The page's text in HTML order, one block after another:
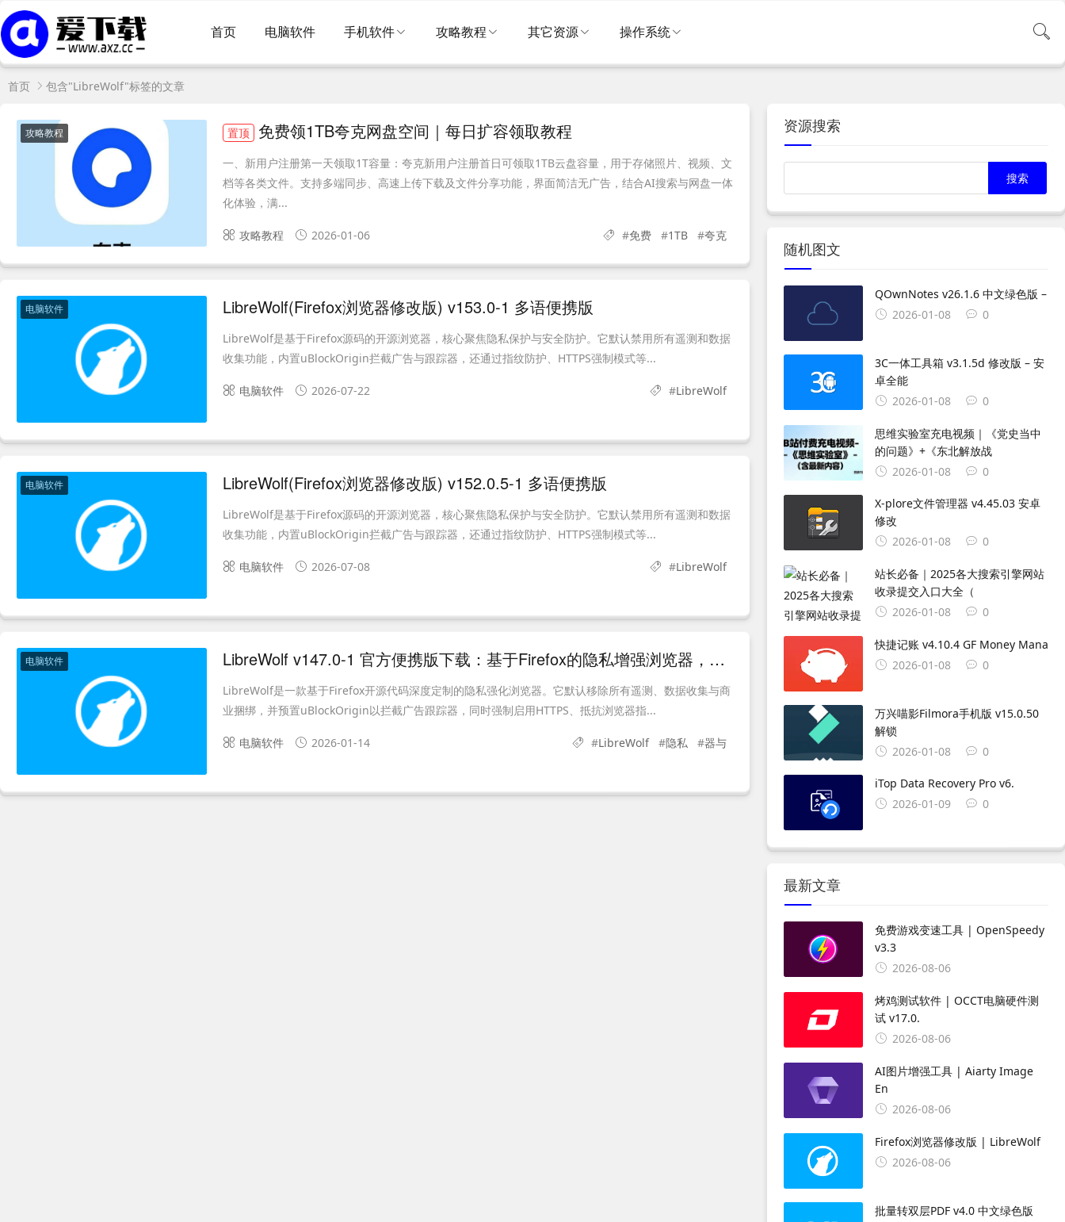
首页 电脑软件 手机软件 攻略教程 其它资源 操作系统
首页 包含"LibreWolf"标签的文章
攻略教程 置顶 免费领1TB夸克网盘空间｜每日扩容领取教程
一、新用户注册第一天领取1T容量：夸克新用户注册首日可领取1TB云盘容量，用于存储照片、视频、文
档等各类文件。支持多端同步、高速上传下载及文件分享功能，界面简洁无广告，结合AI搜索与网盘一体
化体验，满...
攻略教程 2026-01-06 #免费 #1TB #夸克
电脑软件 LibreWolf(Firefox浏览器修改版) v153.0-1 多语便携版
LibreWolf是基于Firefox源码的开源浏览器，核心聚焦隐私保护与安全防护。它默认禁用所有遥测和数据
收集功能，内置uBlockOrigin拦截广告与跟踪器，还通过指纹防护、HTTPS强制模式等...
电脑软件 2026-07-22 #LibreWolf
电脑软件 LibreWolf(Firefox浏览器修改版) v152.0.5-1 多语便携版
LibreWolf是基于Firefox源码的开源浏览器，核心聚焦隐私保护与安全防护。它默认禁用所有遥测和数据
收集功能，内置uBlockOrigin拦截广告与跟踪器，还通过指纹防护、HTTPS强制模式等...
电脑软件 2026-07-08 #LibreWolf
电脑软件 LibreWolf v147.0-1 官方便携版下载：基于Firefox的隐私增强浏览器，默认屏蔽追踪器与广告
LibreWolf是一款基于Firefox开源代码深度定制的隐私强化浏览器。它默认移除所有遥测、数据收集与商
业捆绑，并预置uBlockOrigin以拦截广告跟踪器，同时强制启用HTTPS、抵抗浏览器指...
电脑软件 2026-01-14 #LibreWolf #隐私 #器与
资源搜索
随机图文
QOwnNotes v26.1.6 中文绿色版 –
2026-01-08
0
3C一体工具箱 v3.1.5d 修改版 – 安
卓全能
2026-01-08
0
思维实验室充电视频｜《党史当中
的问题》+《东北解放战
2026-01-08
0
X-plore文件管理器 v4.45.03 安卓
修改
2026-01-08
0
站长必备｜2025各大搜索引擎网站
收录提交入口大全（
2026-01-08
0
快捷记账 v4.10.4 GF Money Mana
2026-01-08
0
万兴喵影Filmora手机版 v15.0.50
解锁
2026-01-08
0
iTop Data Recovery Pro v6.
2026-01-09
0
最新文章
免费游戏变速工具 | OpenSpeedy
v3.3
2026-08-06
烤鸡测试软件 | OCCT电脑硬件测
试 v17.0.
2026-08-06
AI图片增强工具 | Aiarty Image
En
2026-08-06
Firefox浏览器修改版 | LibreWolf
2026-08-06
批量转双层PDF v4.0 中文绿色版